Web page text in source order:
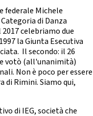
federale Michele
di Danza
celebriamo due
la Giunta Esecutiva
Il secondo: il 26
votò (all'unanimità)
Non è poco per essere
di Rimini. Siamo qui,
di IEG, società che